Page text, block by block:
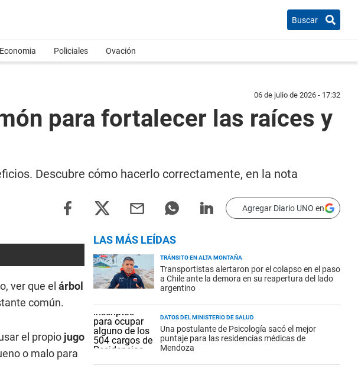
Buscar
Economia Policiales Ovación
06 de julio de 2026 - 17:32
para fortalecer las raíces y
Descubre cómo hacerlo correctamente, en la nota
Agregar Diario UNO en
ver que el árbol
común.
el propio jugo
o malo para
LAS MÁS LEÍDAS
TRÁNSITO EN ALTA MONTAÑA
Transportistas alertaron por el colapso en el paso
a Chile ante la demora en su reapertura del lado
argentino
DATOS DEL MINISTERIO DE SALUD
Una postulante de Psicología sacó el mejor
puntaje para las residencias médicas de
Mendoza